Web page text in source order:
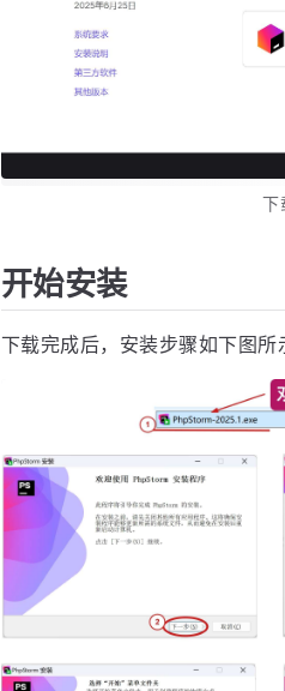
下
开始安装
下载完成后，安装步骤如下图所